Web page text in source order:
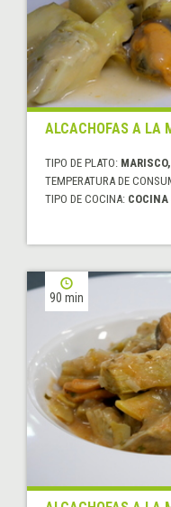
ALCACHOFAS A LA
TIPO DE PLATO:
TEMPERATURA DE
TIPO DE COCINA:
90 min